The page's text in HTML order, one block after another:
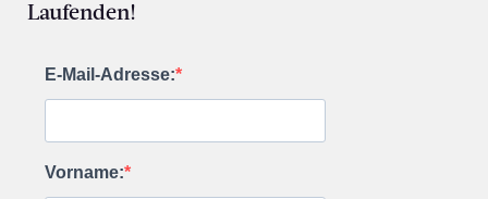
Laufenden!
E-Mail-Adresse:
Vorname: